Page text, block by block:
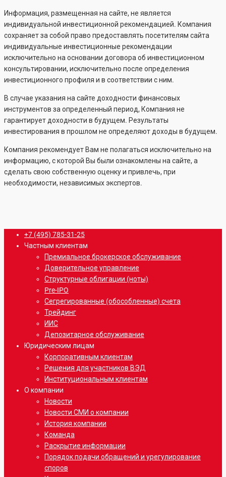
Информация, размещенная на сайте, не является
индивидуальной инвестиционной рекомендацией. Компания
сохраняет за собой право предоставлять посетителям сайта
индивидуальные инвестиционные рекомендации
исключительно на основании договора об инвестиционном
консультировании, исключительно после определения
инвестиционного профиля и в соответствии с ним.
В случае указания на сайте доходности финансовых
инструментов за определенный период, Компания не
гарантирует доходности в будущем. Результаты
инвестирования в прошлом не определяют доходы в будущем.
Компания рекомендует Вам не полагаться исключительно на
информацию, с которой Вы были ознакомлены на сайте, а
сделать свою собственную оценку и привлечь, при
необходимости, независимых экспертов.
Close
Menu
+7 (495) 785-31-25
Частным клиентам
Премиальное брокерское обслуживание
Доверительное управление
Структурные облигации (ноты)
Pre-IPO
Сегрегированные (обособленные) счета
Трейдинг
ИИС
Депозитарное обслуживание
Юридическим лицам
Корпоративным клиентам
Решения для участников ВЭД
Институциональным клиентам
О компании
Новости
Новости СМИ о компании
История компании
Команда
Раскрытие информации
Порядок подачи обращений и урегулирование
споров